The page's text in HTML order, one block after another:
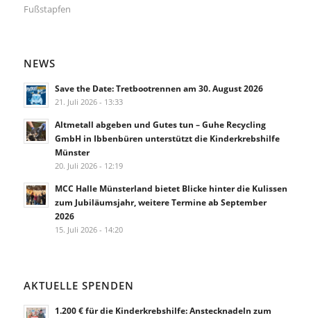
Fußstapfen
NEWS
Save the Date: Tretbootrennen am 30. August 2026
21. Juli 2026 - 13:33
Altmetall abgeben und Gutes tun – Guhe Recycling
GmbH in Ibbenbüren unterstützt die Kinderkrebshilfe
Münster
20. Juli 2026 - 12:19
MCC Halle Münsterland bietet Blicke hinter die Kulissen
zum Jubiläumsjahr, weitere Termine ab September
2026
15. Juli 2026 - 14:20
AKTUELLE SPENDEN
1.200 € für die Kinderkrebshilfe: Anstecknadeln zum